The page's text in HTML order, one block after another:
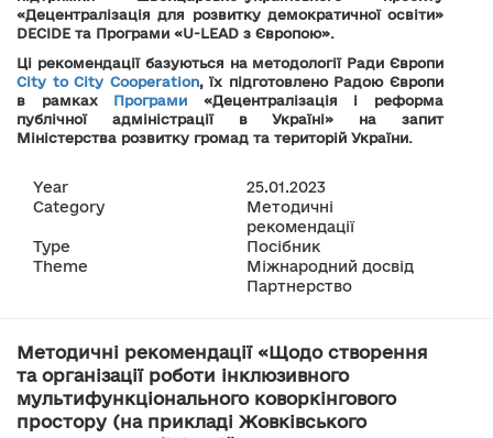
«Децентралізація для розвитку демократичної освіти»
DECIDE та Програми «U-LEAD з Європою».
Ці рекомендації базуються на методології Ради Європи
City to City Cooperation, їх підготовлено Радою Європи
в рамках Програми «Децентралізація і реформа
публічної адміністрації в Україні» на запит
Міністерства розвитку громад та територій України.
Year
25.01.2023
Category
Методичні
рекомендації
Type
Посібник
Theme
Міжнародний досвід
Партнерство
Методичні рекомендації «Щодо створення
та організації роботи інклюзивного
мультифункціонального коворкінгового
простору (на прикладі Жовківського